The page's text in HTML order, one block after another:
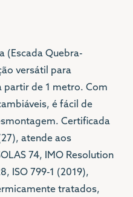
81
(Escada Quebra-
versátil para
partir de 1 metro. Com
é fácil de
Certificada
atende aos
74, IMO Resolution
ISO 799-1 (2019),
tratados,